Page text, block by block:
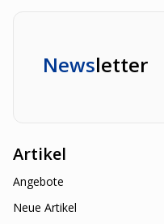
Newsletter
Artikel
Angebote
Neue Artikel